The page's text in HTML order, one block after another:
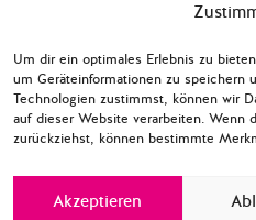
Um dir ein optimales Erlebnis zu
um Geräteinformationen zu speichern
Technologien zustimmst, können wir
auf dieser Website verarbeiten.
zurückziehst, können bestimmte
Akzeptieren
Deutsche die kulturellen
Diese wurden
als ich in meiner Zeit in
etwas schroffen Berliner Art
für die Schweiz